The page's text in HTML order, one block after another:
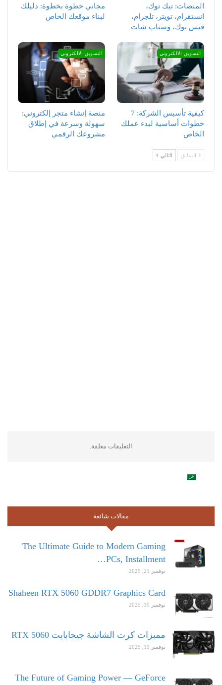
المنصات: تيك توك،
انستقرام، تويتر، تلجرام،
فيس بوك، وسناب شات
مجاني خطوة بخطوة: دليلك
لبناء موقعك الخاص
التسويق الالكتروني
كيفية تأسيس الشركة: 7
خطوات أساسية لبدء عملك
الخاص
التسويق الالكتروني
منصة إنشاء متجر إلكتروني:
سهولة وسرعة في إطلاق
مشروعك الرقمي
السابق التالي
التعليقات مغلقة.
مقالات شائعة
The Ultimate Guide to Modern Gaming
PCs, Installment…
نوفمبر 21, 2025
Shaheen RTX 5060 GDDR7 Graphics Card
نوفمبر 19, 2025
مميزات كرت الشاشة جيجابايت RTX 5060
نوفمبر 19, 2025
The Future of Gaming Power — GeForce